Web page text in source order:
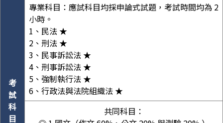
考
試
科
目
專業科目：應試科目均採申論式試題，考試時間均為 2
小時。
1、民法 ★
2、刑法 ★
3、民事訴訟法 ★
4、刑事訴訟法 ★
5、強制執行法 ★
6、行政法與法院組織法 ★
共同科目：